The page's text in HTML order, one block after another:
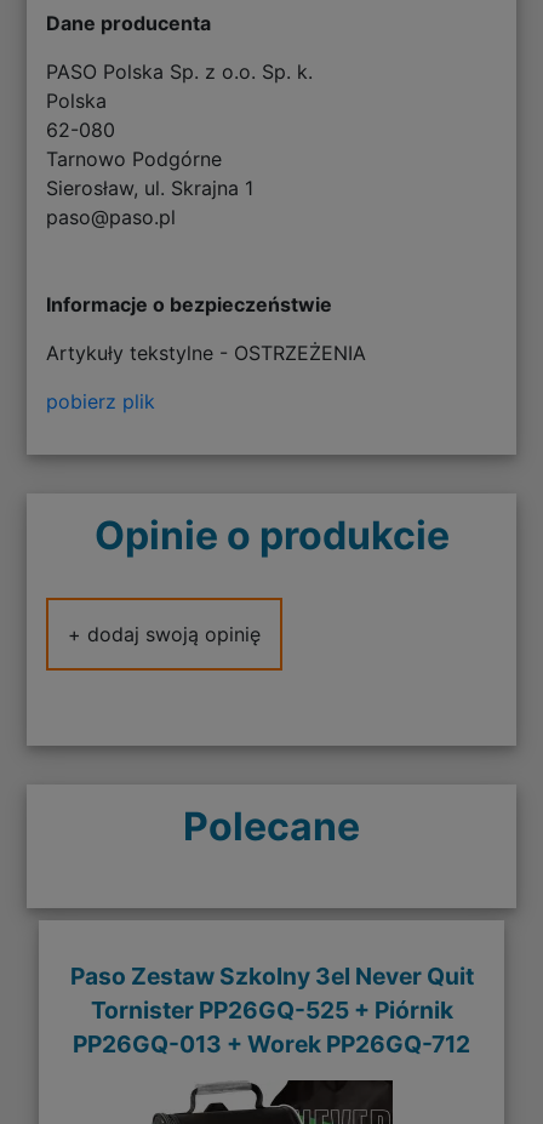
Dane producenta
PASO Polska Sp. z o.o. Sp. k.
Polska
62-080
Tarnowo Podgórne
Sierosław, ul. Skrajna 1
paso@paso.pl
Informacje o bezpieczeństwie
Artykuły tekstylne - OSTRZEŻENIA
pobierz plik
Opinie o produkcie
+ dodaj swoją opinię
Polecane
Paso Zestaw Szkolny 3el Never Quit
Tornister PP26GQ-525 + Piórnik
PP26GQ-013 + Worek PP26GQ-712